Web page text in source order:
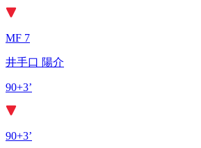
MF 7
井手口 陽介
90+3’
90+3’